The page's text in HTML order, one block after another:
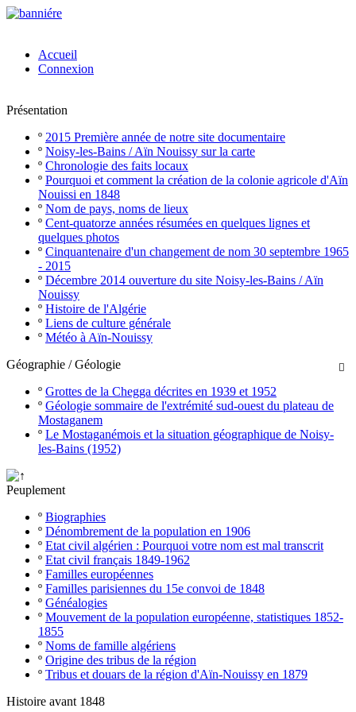
Accueil
Connexion
Présentation
º 2015 Première année de notre site documentaire
º Noisy-les-Bains / Aïn Nouissy sur la carte
º Chronologie des faits locaux
º Pourquoi et comment la création de la colonie agricole d'Aïn
Nouissi en 1848
º Nom de pays, noms de lieux
º Cent-quatorze années résumées en quelques lignes et
quelques photos
º Cinquantenaire d'un changement de nom 30 septembre 1965
- 2015
º Décembre 2014 ouverture du site Noisy-les-Bains / Aïn
Nouissy
º Histoire de l'Algérie
º Liens de culture générale
º Météo à Aïn-Nouissy

Géographie / Géologie
º Grottes de la Chegga décrites en 1939 et 1952
º Géologie sommaire de l'extrémité sud-ouest du plateau de
Mostaganem
º Le Mostaganémois et la situation géographique de Noisy-
les-Bains (1952)
Peuplement
º Biographies
º Dénombrement de la population en 1906
º Etat civil algérien : Pourquoi votre nom est mal transcrit
º Etat civil français 1849-1962
º Familles européennes
º Familles parisiennes du 15e convoi de 1848
º Généalogies
º Mouvement de la population européenne, statistiques 1852-
1855
º Noms de famille algériens
º Origine des tribus de la région
º Tribus et douars de la région d'Aïn-Nouissy en 1879
Histoire avant 1848